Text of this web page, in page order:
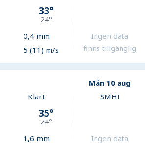
33°
24°
0,4mm
5 (11) m/s
Ingen data
finns tillgänglig
Mån 10 aug
Klart
35°
24°
1,6 mm
SMHI
Ingen data